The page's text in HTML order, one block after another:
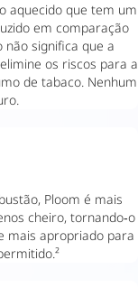
aquecido que tem um
em comparação
significa que a
os riscos para a
de tabaco. Nenhum
Ploom é mais
cheiro, tornando‑o
mais apropriado para